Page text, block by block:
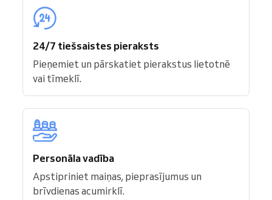
24/7 tiešsaistes pieraksts
Pieņemiet un pārskatiet pierakstus lietotnē
vai tīmeklī.
Personāla vadība
Apstipriniet maiņas, pieprasījumus un
brīvdienas acumirklī.